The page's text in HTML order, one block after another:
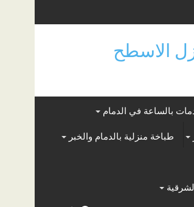
الاسطح
بالساعة في الدمام
طباخة منزلية بالدمام والخبر